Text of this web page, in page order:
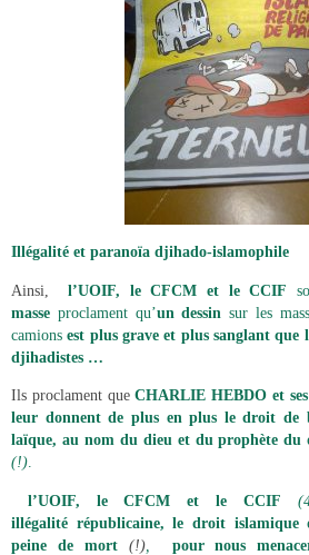
Illégalité et paranoïa djihado-islamophile
Ainsi, l’UOIF, le CFCM et le CCIF
masse proclament qu’un dessinsur les
camions est plus grave et plus sanglant que
djihadistes …
Ils proclament queCHARLIE HEBDO et
leur donnent de plus en plus le droit de
laïque, au nom du dieu et du prophète du
(!)
l’UOIF, le CFCM et le CCIF
illégalité républicaine, le droit islamique
peine de mort(!), pour nous